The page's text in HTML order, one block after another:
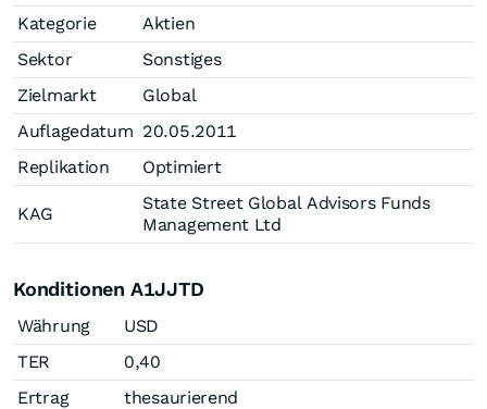
Kategorie
Aktien
Sektor
Sonstiges
Zielmarkt
Global
Auflagedatum 20.05.2011
Replikation
Optimiert
KAG
State Street Global Advisors Funds
Management Ltd
Konditionen A1JJTD
Währung
USD
TER
0,40
Ertrag
thesaurierend